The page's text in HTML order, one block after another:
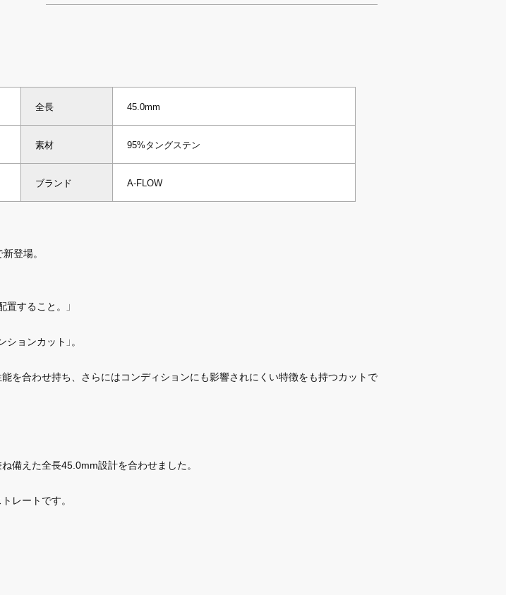
全長 45.0mm
素材 95%タングステン
ブランド A-FLOW
登場。
すること。」
ョンカット」。
を合わせ持ち、さらにはコンディションにも影響されにくい特徴をも持つカットで
備えた全長45.0mm設計を合わせました。
レートです。